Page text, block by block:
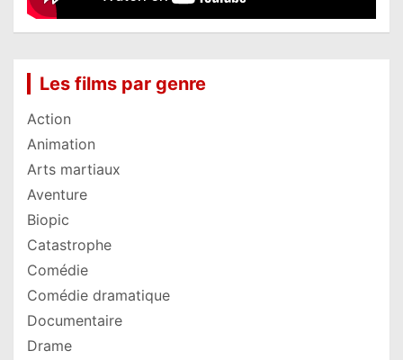
Les films par genre
Action
Animation
Arts martiaux
Aventure
Biopic
Catastrophe
Comédie
Comédie dramatique
Documentaire
Drame